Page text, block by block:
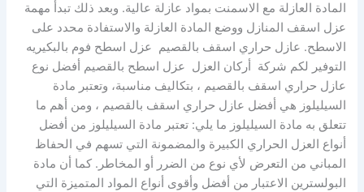
المادة العازلة مع الاسمنت بمواد عازلة عالية. وبعد ذلك تبدأ مهمة
عزل اسقف المنازل ووضع المادة العازلة والاستفادة محدد على
الاسطح. عازل حراري اسقف بالقصيم عزل اسطح فوم بالبكيريه
التوفير لكم شركة أركان العزل عزل اسطح بالقصيم أفضل نوع
عازل حراري اسقف بالقصيم ، بتكاليف مناسبة، وتعتبر مادة
السيليلوز هي أفضل عازل حراري اسقف بالقصيم ، ومن أهم ما
تتعلق به مادة السيليلوز ما يلي: تعتبر مادة السيليلوز من أفضل
أنواع العزل الحراري الكبيرة والمضمونة التي تسهم في الحفاظ
المباني من التعرض لأي نوع من الضرر أو المخاطر. كما أن مادة
البولسترين الاعتبار من أفضل وأقوى أنواع المواد المتميزة التي